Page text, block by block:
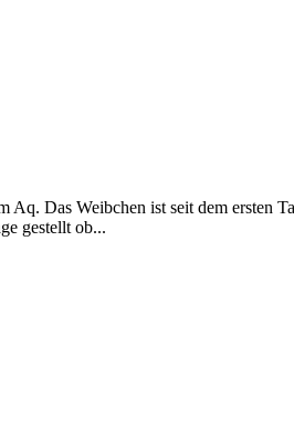
Das Weibchen ist seit dem ersten
gestellt ob...